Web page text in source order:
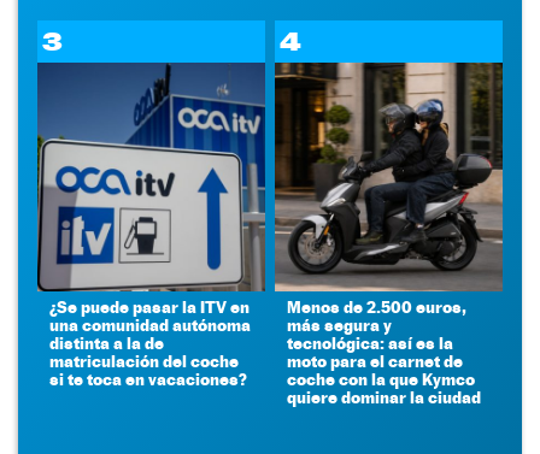
3
¿Se puede pasar la ITV en
una comunidad autónoma
distinta a la de
matriculación del coche
si te toca en vacaciones?
4
Menos de 2.500 euros,
más segura y
tecnológica: así es la
moto para el carnet de
coche con la que Kymco
quiere dominar la ciudad